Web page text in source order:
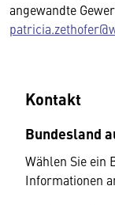
angewandte
Kontakt
Bundesland
Wählen Sie ein
Informationen